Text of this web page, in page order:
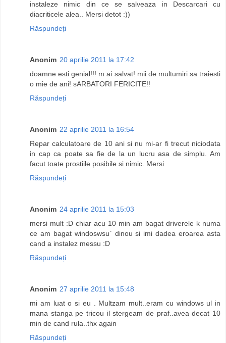
instaleze nimic din ce se salveaza in Descarcari cu
diacriticele alea.. Mersi detot :))
Răspundeți
Anonim 20 aprilie 2011 la 17:42
doamne esti genial!!! m ai salvat! mii de multumiri sa traiesti
o mie de ani! sARBATORI FERICITE!!
Răspundeți
Anonim 22 aprilie 2011 la 16:54
Repar calculatoare de 10 ani si nu mi-ar fi trecut niciodata
in cap ca poate sa fie de la un lucru asa de simplu. Am
facut toate prostiile posibile si nimic. Mersi
Răspundeți
Anonim 24 aprilie 2011 la 15:03
mersi mult :D chiar acu 10 min am bagat driverele k numa
ce am bagat windoswsu` dinou si imi dadea eroarea asta
cand a instalez messu :D
Răspundeți
Anonim 27 aprilie 2011 la 15:48
mi am luat o si eu . Multzam mult..eram cu windows ul in
mana stanga pe tricou il stergeam de praf..avea decat 10
min de cand rula..thx again
Răspundeți